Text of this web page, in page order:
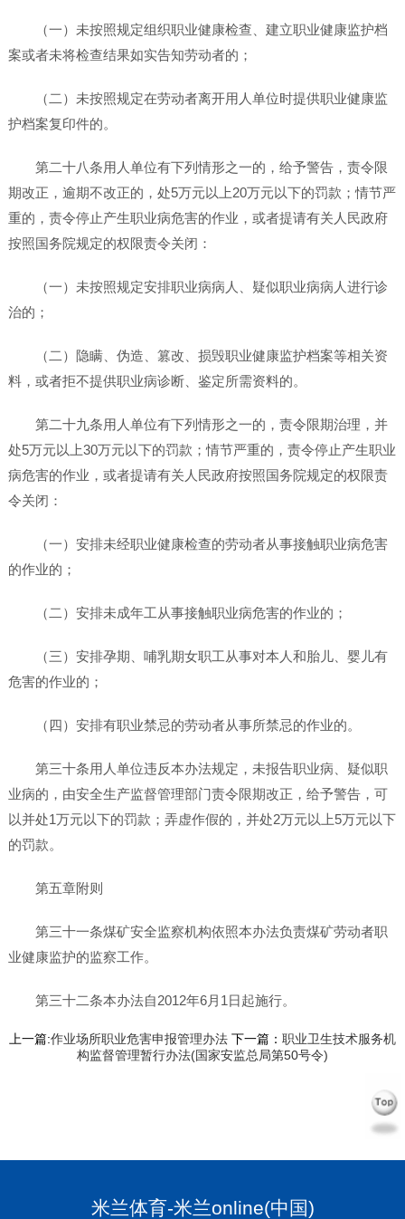
（一）未按照规定组织职业健康检查、建立职业健康监护档
案或者未将检查结果如实告知劳动者的；
（二）未按照规定在劳动者离开用人单位时提供职业健康监
护档案复印件的。
第二十八条用人单位有下列情形之一的，给予警告，责令限
期改正，逾期不改正的，处5万元以上20万元以下的罚款；情节严
重的，责令停止产生职业病危害的作业，或者提请有关人民政府
按照国务院规定的权限责令关闭：
（一）未按照规定安排职业病病人、疑似职业病病人进行诊
治的；
（二）隐瞒、伪造、篡改、损毁职业健康监护档案等相关资
料，或者拒不提供职业病诊断、鉴定所需资料的。
第二十九条用人单位有下列情形之一的，责令限期治理，并
处5万元以上30万元以下的罚款；情节严重的，责令停止产生职业
病危害的作业，或者提请有关人民政府按照国务院规定的权限责
令关闭：
（一）安排未经职业健康检查的劳动者从事接触职业病危害
的作业的；
（二）安排未成年工从事接触职业病危害的作业的；
（三）安排孕期、哺乳期女职工从事对本人和胎儿、婴儿有
危害的作业的；
（四）安排有职业禁忌的劳动者从事所禁忌的作业的。
第三十条用人单位违反本办法规定，未报告职业病、疑似职
业病的，由安全生产监督管理部门责令限期改正，给予警告，可
以并处1万元以下的罚款；弄虚作假的，并处2万元以上5万元以下
的罚款。
第五章附则
第三十一条煤矿安全监察机构依照本办法负责煤矿劳动者职
业健康监护的监察工作。
第三十二条本办法自2012年6月1日起施行。
上一篇:作业场所职业危害申报管理办法下一篇： 职业卫生技术服务机
构监督管理暂行办法(国家安监总局第50号令)
米兰体育-米兰online(中国)